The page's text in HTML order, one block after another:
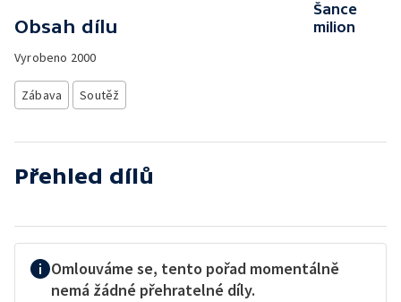
Obsah dílu
Vyrobeno 2000
Zábava Soutěž
Šance
milion
Přehled dílů
Omlouváme se, tento pořad momentálně
nemá žádné přehratelné díly.